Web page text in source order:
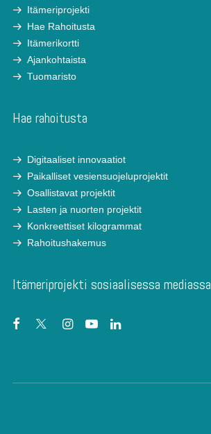
Itämeriprojekti
Hae Rahoitusta
Itämerikortti
Ajankohtaista
Tuomaristo
Hae rahoitusta
Digitaaliset innovaatiot
Paikalliset vesiensuojeluprojektit
Osallistavat projektit
Lasten ja nuorten projektit
Konkreettiset kilogrammat
Rahoitushakemus
Itämeriprojekti sosiaalisessa mediassa